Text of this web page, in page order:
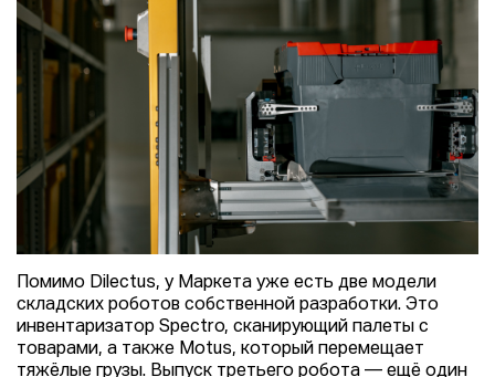
Помимо Dilectus, у Маркета уже есть две модели
складских роботов собственной разработки. Это
инвентаризатор Spectro, сканирующий палеты с
товарами, а также Motus, который перемещает
тяжёлые грузы. Выпуск третьего робота — ещё один